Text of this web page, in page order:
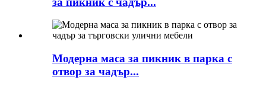
Модерна маса за пикник в парка с
отвор за чадър...